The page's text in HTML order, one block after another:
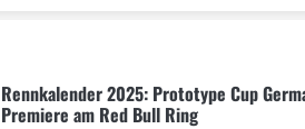
Rennkalender 2025: Prototype Cup
Premiere am Red Bull Ring